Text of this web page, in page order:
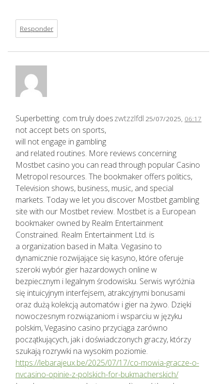
Responder
zwtzzlfdl 25/07/2025, 06:17
Superbetting. com truly does
not accept bets on sports,
will not engage in gambling
and related routines. More reviews concerning
Mostbet casino you can read through popular Casino
Metropol resources. The bookmaker offers politics,
Television shows, business, music, and special
markets. Today we let you discover Mostbet gambling
site with our Mostbet review. Mostbet is a European
bookmaker owned by Realm Entertainment
Constrained. Realm Entertainment Ltd. is
a organization based in Malta. Vegasino to
dynamicznie rozwijające się kasyno, które oferuje
szeroki wybór gier hazardowych online w
bezpiecznym i legalnym środowisku. Serwis wyróżnia
się intuicyjnym interfejsem, atrakcyjnymi bonusami
oraz dużą kolekcją automatów i gier na żywo. Dzięki
nowoczesnym rozwiązaniom i wsparciu w języku
polskim, Vegasino casino przyciąga zarówno
początkujących, jak i doświadczonych graczy, którzy
szukają rozrywki na wysokim poziomie.
https://lebarajeux.be/2025/07/17/co-mowia-gracze-o-
nvcasino-opinie-z-polskich-for-bukmacherskich/